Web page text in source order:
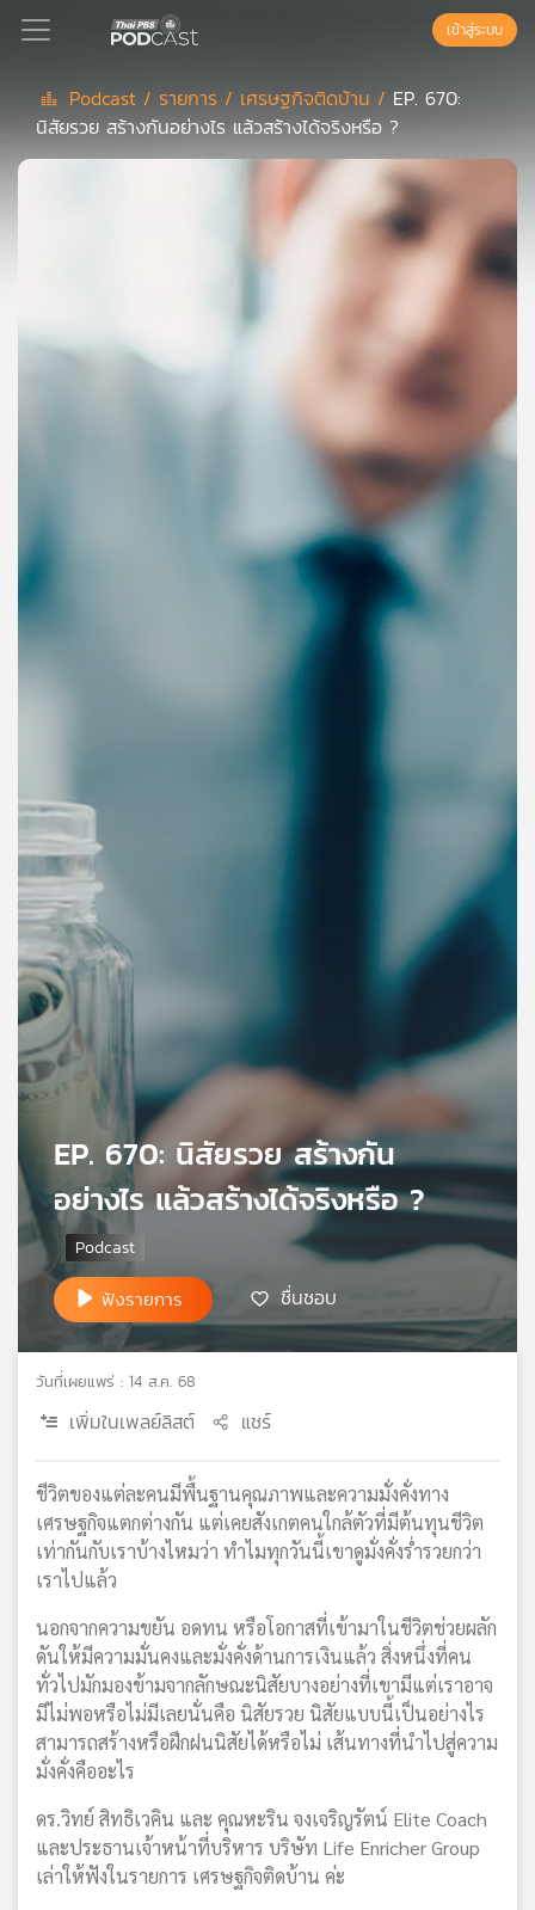
Podcast
คุณ
เพลง
ข่าว
และ
กิจกรรม
เกี่ยว
กับ
เรา
เครือ
ไทย
พี
บี
เอส
วิทยุ
ข่าย
เข้าสู่ระบบ
Podcast / รายการ / เศรษฐกิจติดบ้าน / EP. 670:
นิสัยรวย สร้างกันอย่างไร แล้วสร้างได้จริงหรือ ?
EP. 670: นิสัยรวย สร้างกัน
อย่างไร แล้วสร้างได้จริงหรือ ?
ฟังรายการ ชื่นชอบ
วันที่เผยแพร่ : 14 ส.ค. 68
เพิ่มในเพลย์ลิสต์ แชร์
ชีวิตของแต่ละคนมีพื้นฐานคุณภาพและความมั่งคั่งทาง
เศรษฐกิจแตกต่างกัน แต่เคยสังเกตคนใกล้ตัวที่มีต้นทุนชีวิต
เท่ากันกับเราบ้างไหมว่า ทำไมทุกวันนี้เขาดูมั่งคั่งร่ำรวยกว่า
เราไปแล้ว
นอกจากความขยัน อดทน หรือโอกาสที่เข้ามาในชีวิตช่วยผลัก
ดันให้มีความมั่นคงและมั่งคั่งด้านการเงินแล้ว สิ่งหนึ่งที่คน
ทั่วไปมักมองข้ามจากลักษณะนิสัยบางอย่างที่เขามีแต่เราอาจ
มีไม่พอหรือไม่มีเลยนั่นคือ นิสัยรวย นิสัยแบบนี้เป็นอย่างไร
สามารถสร้างหรือฝึกฝนนิสัยได้หรือไม่ เส้นทางที่นำไปสู่ความ
มั่งคั่งคืออะไร
ดร.วิทย์ สิทธิเวคิน และ คุณหะริน จงเจริญรัตน์ Elite Coach
และประธานเจ้าหน้าที่บริหาร บริษัท Life Enricher Group
เล่าให้ฟังในรายการ เศรษฐกิจติดบ้าน ค่ะ